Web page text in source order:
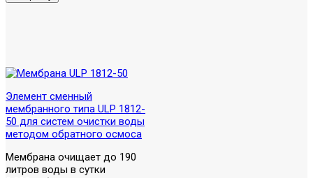
Элемент сменный
мембранного типа ULP 1812-
50 для систем очистки воды
методом обратного осмоса
Мембрана очищает до 190
литров воды в сутки